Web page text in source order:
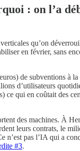
: on l’a
qu’on
en février, sans
de subventions à
d’utilisateurs
qui en coûtait des
des machines. À
leurs contrats, le
pas l’IA qui a
#3.